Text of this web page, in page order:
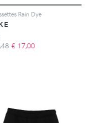
Rain Dye
€ 17,00